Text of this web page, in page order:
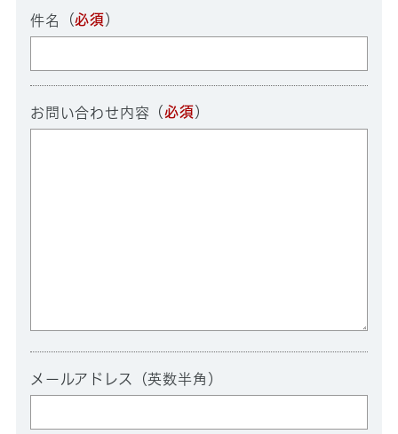
件名 （必須 ）
お問い合わせ内容 （必須 ）
メールアドレス（英数半角）